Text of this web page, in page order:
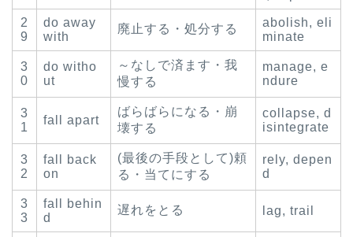
2
9
do away
with
廃止する・処分する
abolish, eli
minate
3
0
do witho
ut
～なしで済ます・我
慢する
manage, e
ndure
3
1
fall apart
ばらばらになる・崩
壊する
collapse, d
isintegrate
3
2
fall back
on
(最後の手段として)頼
る・当てにする
rely, depen
d
3
3
fall behin
d
遅れをとる lag, trail